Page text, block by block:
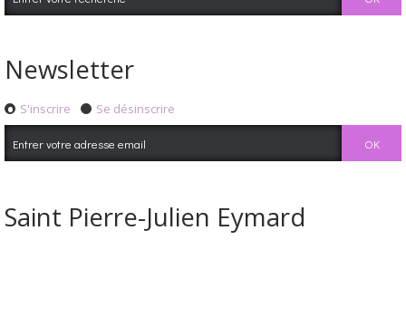
Newsletter
S'inscrire Se désinscrire
Saint Pierre-Julien Eymard